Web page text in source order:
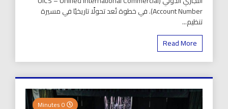
Account Number). في خطوة تُعد تحولًا تاريخيًا في مسيرة
تنظيم...
Read More